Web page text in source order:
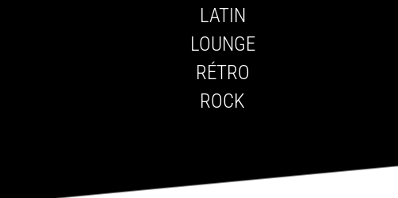
LATIN
LOUNGE
RÉTRO
ROCK